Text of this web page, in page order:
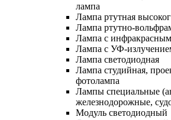
лампа
Лампа ртутная
Лампа ртутно-
Лампа с
Лампа с УФ-
Лампа светодиодная
Лампа студийная,
фотолампа
Лампы специальные
железнодорожные,
Модуль светодиодный